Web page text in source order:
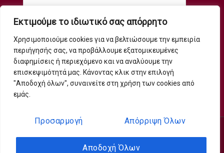
Εκτιμούμε το ιδιωτικό σας απόρρητο
Χρησιμοποιούμε cookies για να βελτιώσουμε την εμπειρία
περιήγησής σας, να προβάλλουμε εξατομικευμένες
διαφημίσεις ή περιεχόμενο και να αναλύουμε την
επισκεψιμότητά μας. Κάνοντας κλικ στην επιλογή
"Αποδοχή όλων", συναινείτε στη χρήση των cookies από
εμάς.
Προσαρμογή Απόρριψη Όλων
Αποδοχή Όλων
Submit
Copyright © 2026 fsconsultants